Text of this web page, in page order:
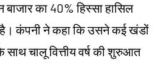
का 40% हिस्सा हासिल
है। कंपनी ने कहा कि उसने कई खंडों
साथ चालू वित्तीय वर्ष की शुरुआत